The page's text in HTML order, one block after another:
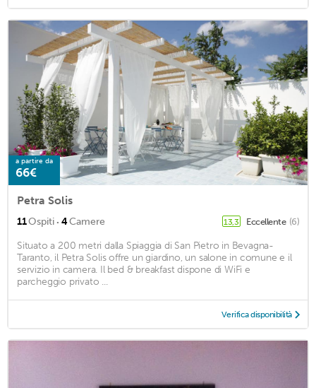
a partire da
66€
Petra Solis
11Ospiti · 4Camere 13,3 Eccellente (6)
Situato a 200 metri dalla Spiaggia di San Pietro in Bevagna-
Taranto, il Petra Solis offre un giardino, un salone in comune e il
servizio in camera. Il bed & breakfast dispone di WiFi e
parcheggio privato ...
Verifica disponibilità